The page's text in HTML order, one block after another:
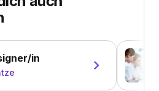
in